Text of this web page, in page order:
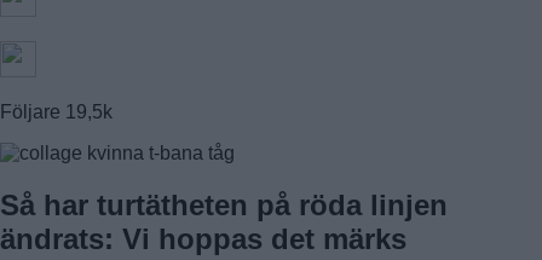
Följare 19,5k
Så har turtätheten på röda linjen
ändrats: Vi hoppas det märks